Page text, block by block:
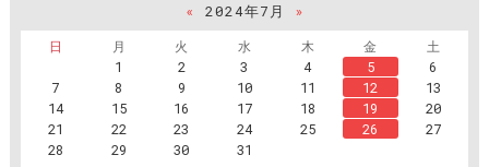
« 2024年7月
»
日
月 火 水 木 金
土
1
2 3 4 5
6
7
8 9 10 11 12
13
14
15 16 17 18 19
20
21
22 23 24 25 26
27
28
29 30 31